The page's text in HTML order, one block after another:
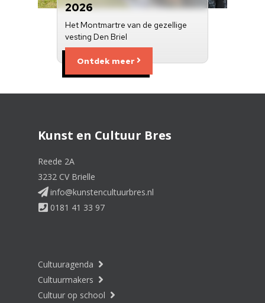
2026
Het Montmartre van de gezellige
vesting Den Briel
Ontdek meer
Kunst en Cultuur Bres
Reede 2A
3232 CV Brielle
info@kunstencultuurbres.nl
0181 41 33 97
Cultuuragenda
Cultuurmakers
Cultuur op school